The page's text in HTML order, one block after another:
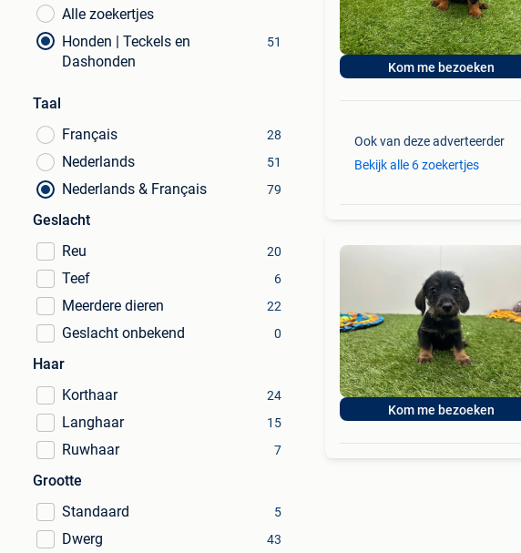
Alle zoekertjes
Honden | Teckels en
Dashonden
51
Taal
Français
28
Nederlands 51
Nederlands & Français 79
Geslacht
Reu
20
Teef 6
Meerdere dieren 22
Geslacht onbekend 0
Haar
Korthaar
24
Langhaar 15
Ruwhaar 7
Grootte
Standaard
5
Dwerg 43
Kom me bezoeken
Ook van deze adverteerder
Bekijk alle 6 zoekertjes
Kom me bezoeken